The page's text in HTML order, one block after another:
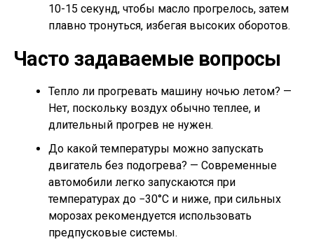
10-15 секунд, чтобы масло прогрелось, затем
плавно тронуться, избегая высоких оборотов.
Часто задаваемые вопросы
Тепло ли прогревать машину ночью летом? —
Нет, поскольку воздух обычно теплее, и
длительный прогрев не нужен.
До какой температуры можно запускать
двигатель без подогрева? — Современные
автомобили легко запускаются при
температурах до −30°C и ниже, при сильных
морозах рекомендуется использовать
предпусковые системы.